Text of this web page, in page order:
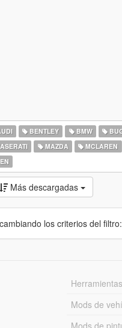
BENTLEY BMW
MAZDA MCLAREN
Más descargadas
los criterios del filtro:
Mods de
Mods de